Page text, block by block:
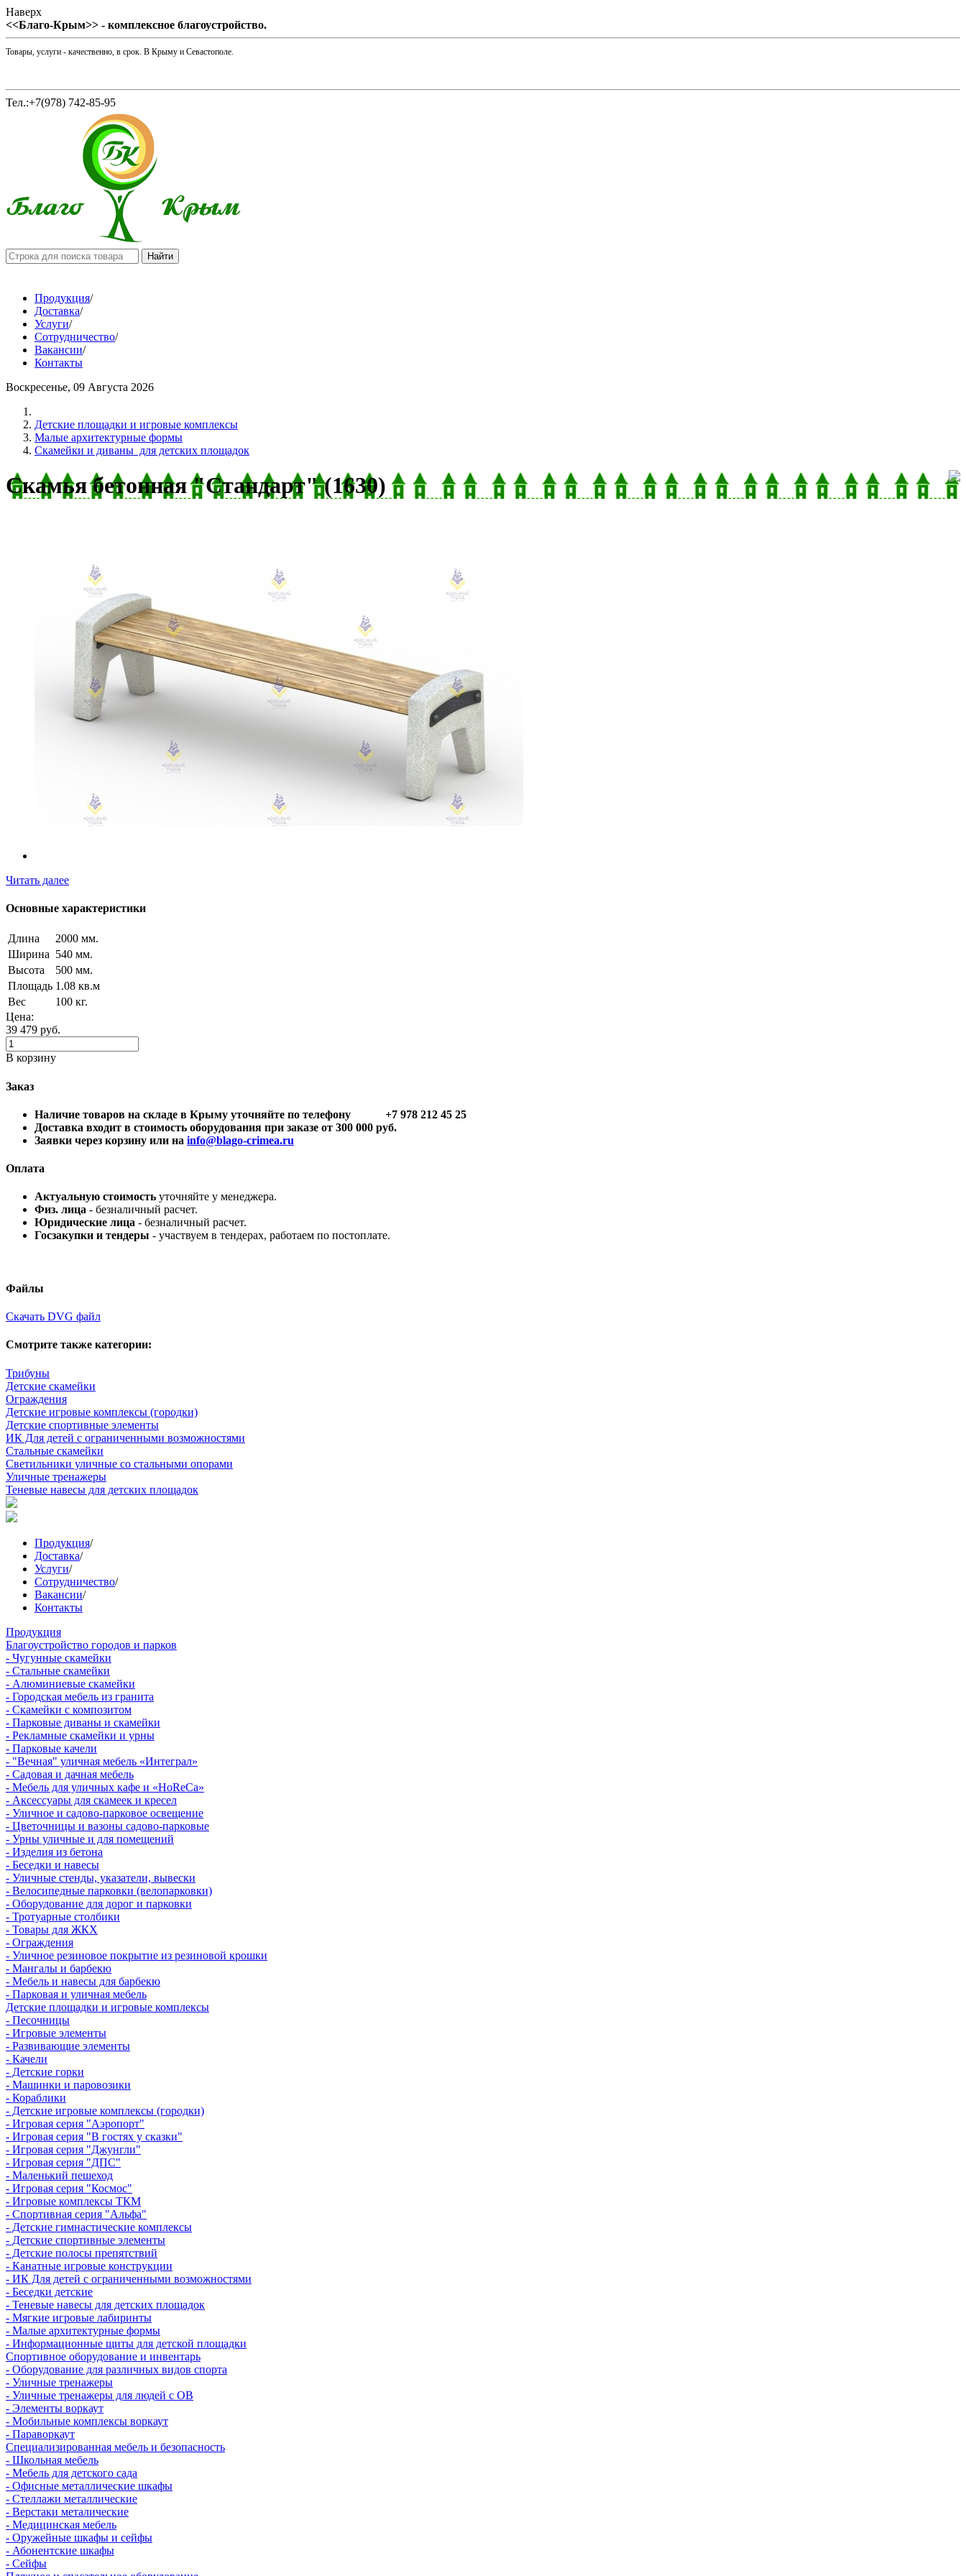
Наверх
<<Благо-Крым>> - комплексное благоустройство.
Товары, услуги - качественно, в срок. В Крыму и Севастополе.
Тел.:+7(978) 742-85-95
Продукция/
Доставка/
Услуги/
Сотрудничество/
Вакансии/
Контакты
Воскресенье, 09 Августа 2026
Детские площадки и игровые комплексы
Малые архитектурные формы
Скамейки и диваны для детских площадок
Скамья бетонная "Стандарт" (1630)
Читать далее
Основные характеристики
Длина
2000 мм.
Ширина 540 мм.
Высота
500 мм.
Площадь 1.08 кв.м
Вес
100 кг.
Цена:
39 479 руб.
В корзину
Заказ
Наличие товаров на складе в Крыму уточняйте по телефону +7 978 212 45 25
Доставка входит в стоимость оборудования при заказе от 300 000 руб.
Заявки через корзину или на info@blago-crimea.ru
Оплата
Актуальную стоимость уточняйте у менеджера.
Физ. лица - безналичный расчет.
Юридические лица - безналичный расчет.
Госзакупки и тендеры - участвуем в тендерах, работаем по постоплате.
Файлы
Скачать DVG файл
Смотрите также категории:
Трибуны
Детские скамейки
Ограждения
Детские игровые комплексы (городки)
Детские спортивные элементы
ИК Для детей с ограниченными возможностями
Стальные скамейки
Светильники уличные со стальными опорами
Уличные тренажеры
Теневые навесы для детских площадок
Продукция/
Доставка/
Услуги/
Сотрудничество/
Вакансии/
Контакты
Продукция
Благоустройство городов и парков
- Чугунные скамейки
- Стальные скамейки
- Алюминиевые скамейки
- Городская мебель из гранита
- Скамейки с композитом
- Парковые диваны и скамейки
- Рекламные скамейки и урны
- Парковые качели
- "Вечная" уличная мебель «Интеграл»
- Садовая и дачная мебель
- Мебель для уличных кафе и «HoReCa»
- Аксессуары для скамеек и кресел
- Уличное и садово-парковое освещение
- Цветочницы и вазоны садово-парковые
- Урны уличные и для помещений
- Изделия из бетона
- Беседки и навесы
- Уличные стенды, указатели, вывески
- Велосипедные парковки (велопарковки)
- Оборудование для дорог и парковки
- Тротуарные столбики
- Товары для ЖКХ
- Ограждения
- Уличное резиновое покрытие из резиновой крошки
- Мангалы и барбекю
- Мебель и навесы для барбекю
- Парковая и уличная мебель
Детские площадки и игровые комплексы
- Песочницы
- Игровые элементы
- Развивающие элементы
- Качели
- Детские горки
- Машинки и паровозики
- Кораблики
- Детские игровые комплексы (городки)
- Игровая серия "Аэропорт"
- Игровая серия "В гостях у сказки"
- Игровая серия "Джунгли"
- Игровая серия "ДПС"
- Маленький пешеход
- Игровая серия "Космос"
- Игровые комплексы ТКМ
- Спортивная серия "Альфа"
- Детские гимнастические комплексы
- Детские спортивные элементы
- Детские полосы препятствий
- Канатные игровые конструкции
- ИК Для детей с ограниченными возможностями
- Беседки детские
- Теневые навесы для детских площадок
- Мягкие игровые лабиринты
- Малые архитектурные формы
- Информационные щиты для детской площадки
Спортивное оборудование и инвентарь
- Оборудование для различных видов спорта
- Уличные тренажеры
- Уличные тренажеры для людей с ОВ
- Элементы воркаут
- Мобильные комплексы воркаут
- Параворкаут
Cпециализированная мебель и безопасность
- Школьная мебель
- Мебель для детского сада
- Офисные металлические шкафы
- Стеллажи металлические
- Верстаки металические
- Медицинская мебель
- Оружейные шкафы и сейфы
- Абонентские шкафы
- Сейфы